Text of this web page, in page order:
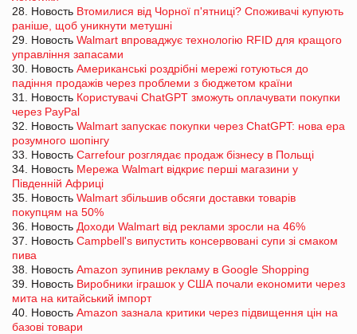
28. Новость Втомилися від Чорної п'ятниці? Споживачі купують
раніше, щоб уникнути метушні
29. Новость Walmart впроваджує технологію RFID для кращого
управління запасами
30. Новость Американські роздрібні мережі готуються до
падіння продажів через проблеми з бюджетом країни
31. Новость Користувачі ChatGPT зможуть оплачувати покупки
через PayPal
32. Новость Walmart запускає покупки через ChatGPT: нова ера
розумного шопінгу
33. Новость Carrefour розглядає продаж бізнесу в Польщі
34. Новость Мережа Walmart відкриє перші магазини у
Південній Африці
35. Новость Walmart збільшив обсяги доставки товарів
покупцям на 50%
36. Новость Доходи Walmart від реклами зросли на 46%
37. Новость Campbell's випустить консервовані супи зі смаком
пива
38. Новость Amazon зупинив рекламу в Google Shopping
39. Новость Виробники іграшок у США почали економити через
мита на китайський імпорт
40. Новость Amazon зазнала критики через підвищення цін на
базові товари